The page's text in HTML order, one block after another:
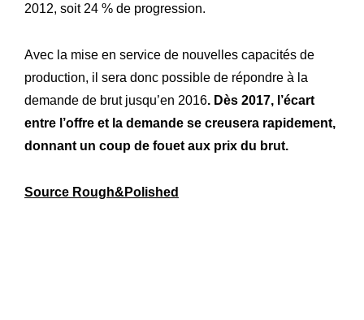
2012, soit 24 % de progression.
Avec la mise en service de nouvelles capacités de
production, il sera donc possible de répondre à la
demande de brut jusqu’en 2016. Dès 2017, l’écart
entre l’offre et la demande se creusera rapidement,
donnant un coup de fouet aux prix du brut.
Source Rough&Polished